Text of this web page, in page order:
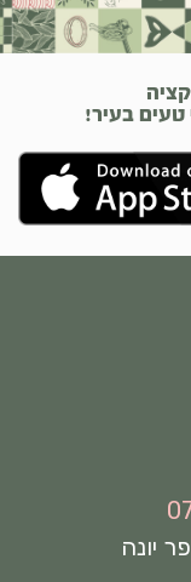
טעים בעיר!